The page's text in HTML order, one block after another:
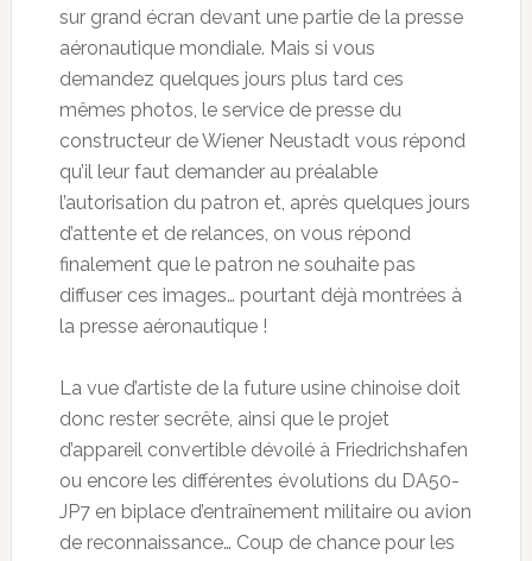
sur grand écran devant une partie de la presse
aéronautique mondiale. Mais si vous
demandez quelques jours plus tard ces
mêmes photos, le service de presse du
constructeur de Wiener Neustadt vous répond
qu’il leur faut demander au préalable
l’autorisation du patron et, après quelques jours
d’attente et de relances, on vous répond
finalement que le patron ne souhaite pas
diffuser ces images… pourtant déjà montrées à
la presse aéronautique !
La vue d’artiste de la future usine chinoise doit
donc rester secrête, ainsi que le projet
d’appareil convertible dévoilé à Friedrichshafen
ou encore les différentes évolutions du DA50-
JP7 en biplace d’entraînement militaire ou avion
de reconnaissance… Coup de chance pour les